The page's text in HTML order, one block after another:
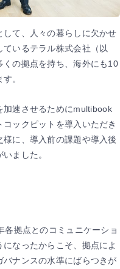
して、人々の暮らしに欠かせ
いるテラル株式会社（以
の拠点を持ち、海外にも10
。
加速させるためにmultibook
ックピットを導入いただき
に、導入前の課題や導入後
ました。
拠点とのコミュニケーショ
なったからこそ、拠点によ
ナンスの水準にばらつきが